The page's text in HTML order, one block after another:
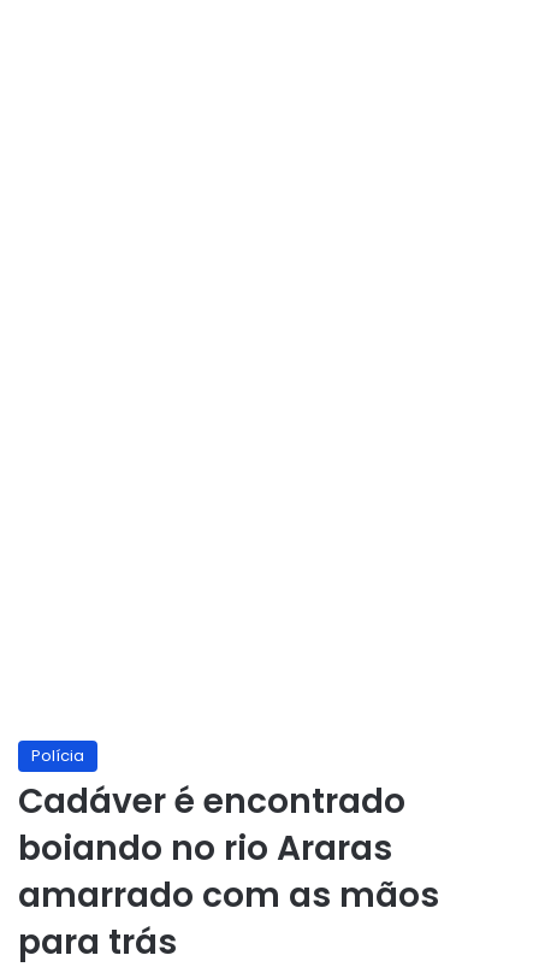
Polícia
Cadáver é encontrado
boiando no rio Araras
amarrado com as mãos
para trás